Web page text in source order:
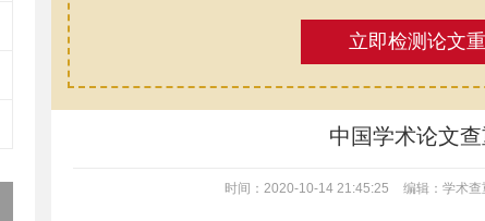
立即检测论文
中国学术论文
时间：2020-10-14 21:45:25 编辑：学术查